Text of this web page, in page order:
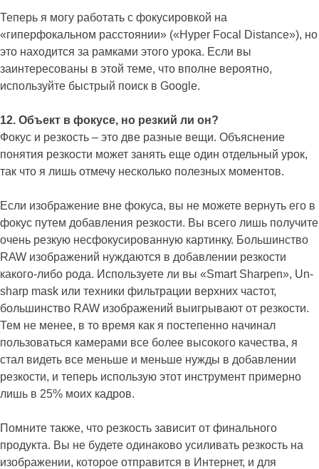
Теперь я могу работать с фокусировкой на
«гиперфокальном расстоянии» («Hyper Focal Distance»), но
это находится за рамками этого урока. Если вы
заинтересованы в этой теме, что вполне вероятно,
используйте быстрый поиск в Google.
12. Объект в фокусе, но резкий ли он?
Фокус и резкость – это две разные вещи. Объяснение
понятия резкости может занять еще один отдельный урок,
так что я лишь отмечу несколько полезных моментов.
Если изображение вне фокуса, вы не можете вернуть его в
фокус путем добавления резкости. Вы всего лишь получите
очень резкую несфокусированную картинку. Большинство
RAW изображений нуждаются в добавлении резкости
какого-либо рода. Используете ли вы «Smart Sharpen», Un-
sharp mask или техники фильтрации верхних частот,
большинство RAW изображений выигрывают от резкости.
Тем не менее, в то время как я постепенно начинал
пользоваться камерами все более высокого качества, я
стал видеть все меньше и меньше нужды в добавлении
резкости, и теперь использую этот инструмент примерно
лишь в 25% моих кадров.
Помните также, что резкость зависит от финального
продукта. Вы не будете одинаково усиливать резкость на
изображении, которое отправится в Интернет, и для